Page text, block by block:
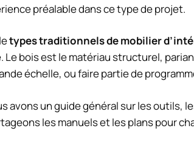
préalable dans ce type de projet.
types traditionnels de mobilier
Le bois est le matériau structurel,
échelle, ou faire partie de
avons un guide général sur les outils,
les manuels et les plans pour